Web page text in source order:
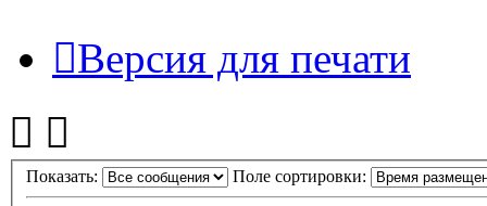
Версия для печати
Показать: Поле сортировки: